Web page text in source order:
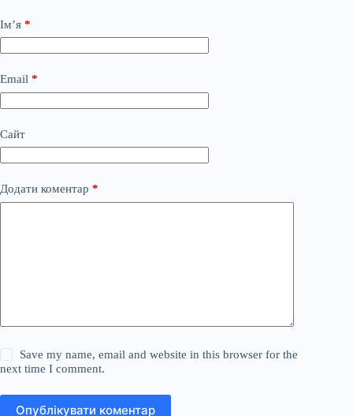
Ім’я *
Email *
Сайт
Додати коментар *
Save my name, email and website in this browser for the
next time I comment.
Опублікувати коментар